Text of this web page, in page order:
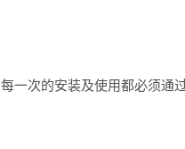
一次的安装及使用都必须通